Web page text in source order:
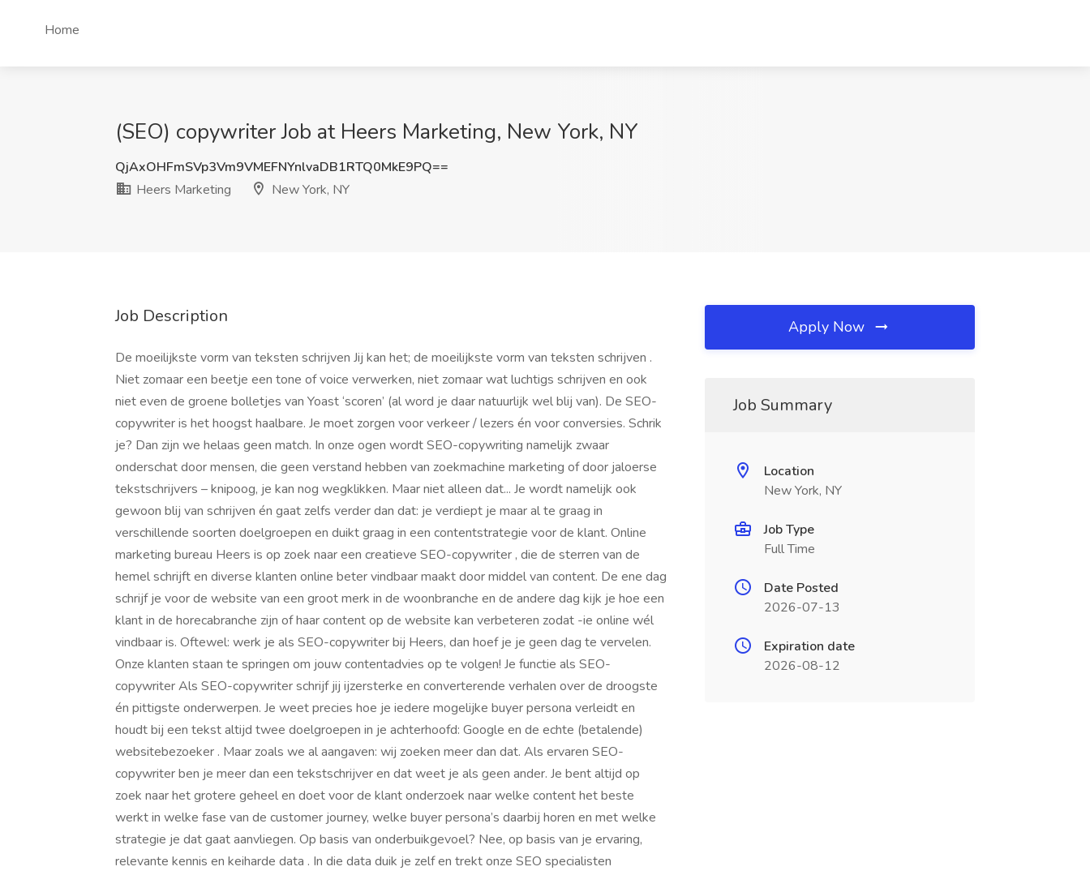
Home
(SEO) copywriter Job at Heers Marketing, New York, NY
QjAxOHFmSVp3Vm9VMEFNYnlvaDB1RTQ0MkE9PQ==
Heers Marketing
New York, NY
Job Description
De moeilijkste vorm van teksten schrijven Jij kan het; de moeilijkste vorm van teksten schrijven .
Niet zomaar een beetje een tone of voice verwerken, niet zomaar wat luchtigs schrijven en ook
niet even de groene bolletjes van Yoast ‘scoren’ (al word je daar natuurlijk wel blij van). De SEO-
copywriter is het hoogst haalbare. Je moet zorgen voor verkeer / lezers én voor conversies. Schrik
je? Dan zijn we helaas geen match. In onze ogen wordt SEO-copywriting namelijk zwaar
onderschat door mensen, die geen verstand hebben van zoekmachine marketing of door jaloerse
tekstschrijvers – knipoog, je kan nog wegklikken. Maar niet alleen dat... Je wordt namelijk ook
gewoon blij van schrijven én gaat zelfs verder dan dat: je verdiept je maar al te graag in
verschillende soorten doelgroepen en duikt graag in een contentstrategie voor de klant. Online
marketing bureau Heers is op zoek naar een creatieve SEO-copywriter , die de sterren van de
hemel schrijft en diverse klanten online beter vindbaar maakt door middel van content. De ene dag
schrijf je voor de website van een groot merk in de woonbranche en de andere dag kijk je hoe een
klant in de horecabranche zijn of haar content op de website kan verbeteren zodat -ie online wél
vindbaar is. Oftewel: werk je als SEO-copywriter bij Heers, dan hoef je je geen dag te vervelen.
Onze klanten staan te springen om jouw contentadvies op te volgen! Je functie als SEO-
copywriter Als SEO-copywriter schrijf jij ijzersterke en converterende verhalen over de droogste
én pittigste onderwerpen. Je weet precies hoe je iedere mogelijke buyer persona verleidt en
houdt bij een tekst altijd twee doelgroepen in je achterhoofd: Google en de echte (betalende)
websitebezoeker . Maar zoals we al aangaven: wij zoeken meer dan dat. Als ervaren SEO-
copywriter ben je meer dan een tekstschrijver en dat weet je als geen ander. Je bent altijd op
zoek naar het grotere geheel en doet voor de klant onderzoek naar welke content het beste
werkt in welke fase van de customer journey, welke buyer persona’s daarbij horen en met welke
strategie je dat gaat aanvliegen. Op basis van onderbuikgevoel? Nee, op basis van je ervaring,
relevante kennis en keiharde data . In die data duik je zelf en trekt onze SEO specialisten
Apply Now
Job Summary
Location
New York, NY
Job Type
Full Time
Date Posted
2026-07-13
Expiration date
2026-08-12